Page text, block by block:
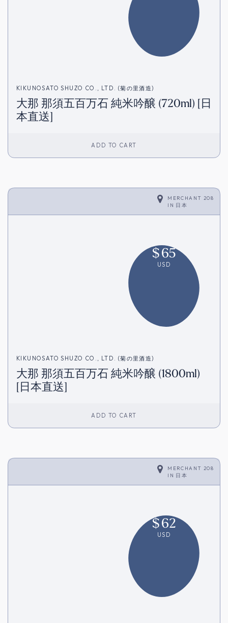
KIKUNOSATO SHUZO CO., LTD. (菊の里酒造)
大那 那須五百万石 純米吟醸 (720ml) [日
本直送]
ADD TO CART
MERCHANT 208
IN 日本
$65
USD
KIKUNOSATO SHUZO CO., LTD. (菊の里酒造)
大那 那須五百万石 純米吟醸 (1800ml)
[日本直送]
ADD TO CART
MERCHANT 208
IN 日本
$62
USD